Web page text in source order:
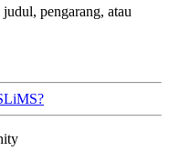
pengarang, atau